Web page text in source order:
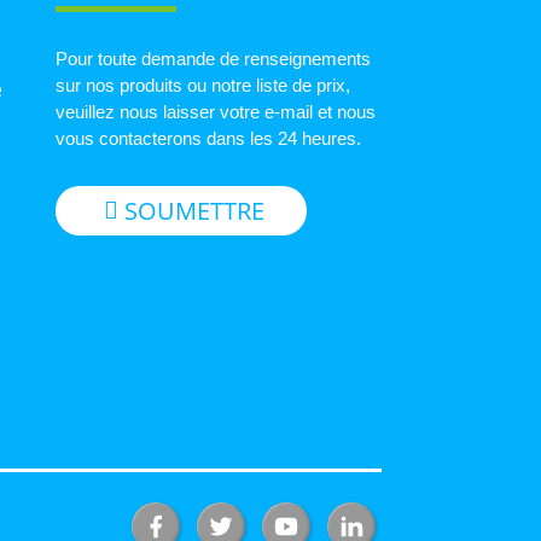
Pour toute demande de renseignements
sur nos produits ou notre liste de prix,
veuillez nous laisser votre e-mail et nous
vous contacterons dans les 24 heures.
SOUMETTRE